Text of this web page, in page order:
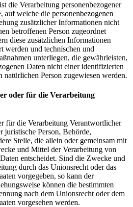
die Verarbeitung personenbezogener
auf welche die personenbezogenen
zusätzlicher Informationen nicht
betroffenen Person zugeordnet
diese zusätzlichen Informationen
werden und technischen und
unterliegen, die gewährleisten,
Daten nicht einer identifizierten
natürlichen Person zugewiesen werden.
oder für die Verarbeitung
für die Verarbeitung Verantwortlicher
juristische Person, Behörde,
Stelle, die allein oder gemeinsam mit
und Mittel der Verarbeitung von
entscheidet. Sind die Zwecke und
durch das Unionsrecht oder das
vorgegeben, so kann der
können die bestimmten
nach dem Unionsrecht oder dem
vorgesehen werden.